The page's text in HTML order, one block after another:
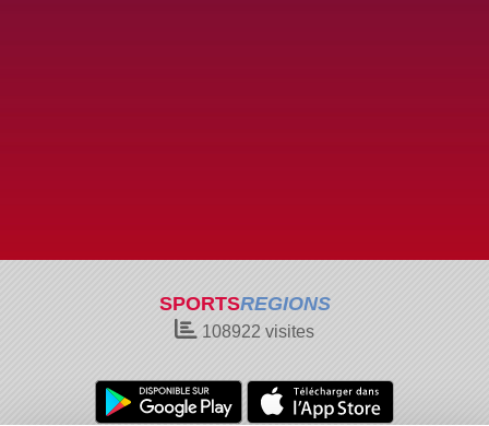
SPORTSREGIONS
108922 visites